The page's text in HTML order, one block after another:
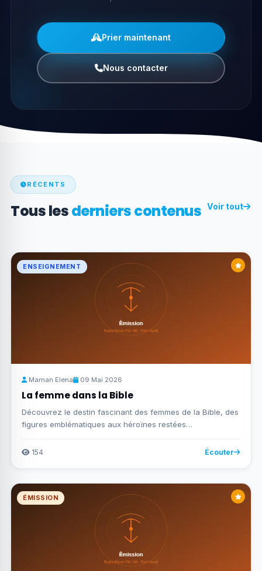
Prier maintenant
Nous contacter
RÉCENTS
Tous lesderniers contenus Voir tout
ENSEIGNEMENT
Maman Elena 09 Mai 2026
La femme dans la Bible
Découvrez le destin fascinant des femmes de la Bible, des
figures emblématiques aux héroïnes restées…
154 Écouter
ÉMISSION